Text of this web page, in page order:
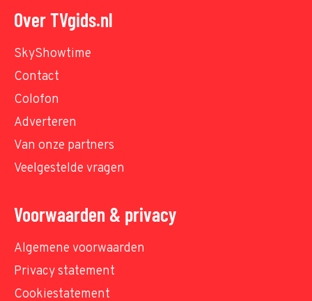
Over TVgids.nl
SkyShowtime
Contact
Colofon
Adverteren
Van onze partners
Veelgestelde vragen
Voorwaarden & privacy
Algemene voorwaarden
Privacy statement
Cookiestatement